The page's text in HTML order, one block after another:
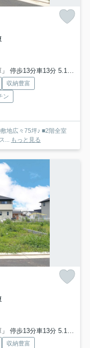
停歩13分車13分 5.1km
収納豊富
ン
地広々75坪♪ ■2階全室
...
もっと見る
停歩13分車13分 5.1km
収納豊富